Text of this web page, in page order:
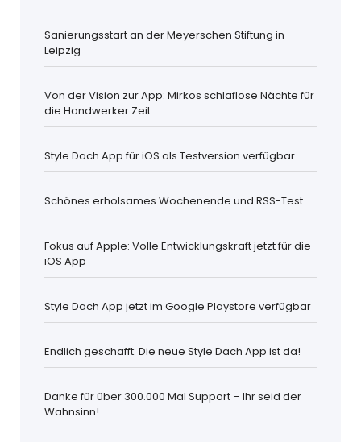
Sanierungsstart an der Meyerschen Stiftung in
Leipzig
Von der Vision zur App: Mirkos schlaflose Nächte für
die Handwerker Zeit
Style Dach App für iOS als Testversion verfügbar
Schönes erholsames Wochenende und RSS-Test
Fokus auf Apple: Volle Entwicklungskraft jetzt für die
iOS App
Style Dach App jetzt im Google Playstore verfügbar
Endlich geschafft: Die neue Style Dach App ist da!
Danke für über 300.000 Mal Support – Ihr seid der
Wahnsinn!